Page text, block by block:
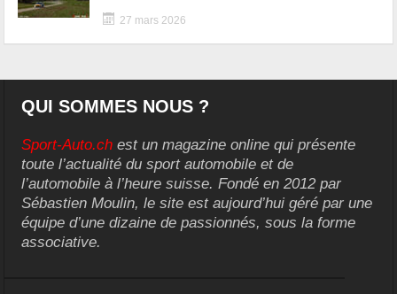
27 mars 2026
QUI SOMMES NOUS ?
Sport-Auto.ch est un magazine online qui présente
toute l’actualité du sport automobile et de
l’automobile à l’heure suisse. Fondé en 2012 par
Sébastien Moulin, le site est aujourd’hui géré par une
équipe d’une dizaine de passionnés, sous la forme
associative.